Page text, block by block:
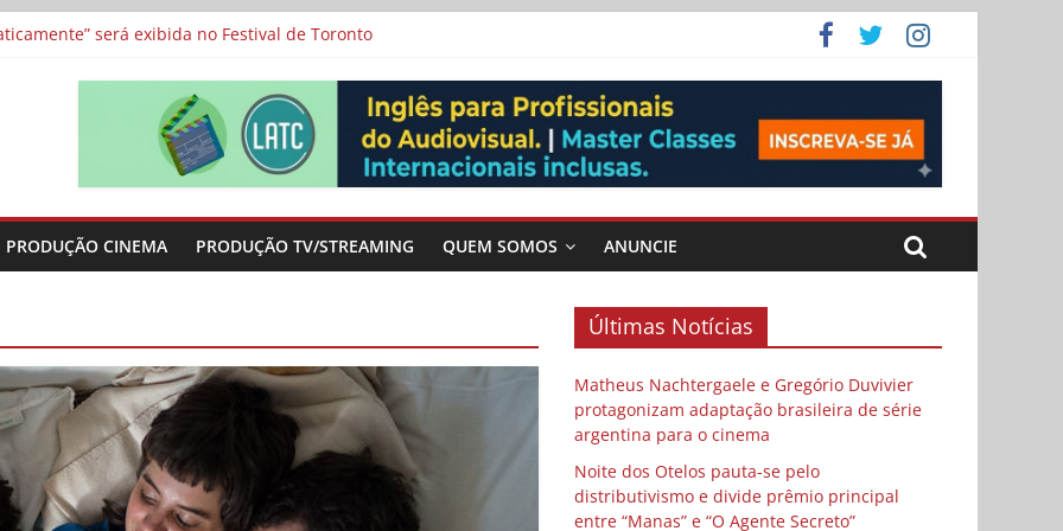
será exibida no Festival de Toronto
e divide prêmio principal entre “Manas” e “O Agente Secreto”
metragens sobre envelhecimento criados a partir de histórias de vida
“Os Feiticeiros Inocentes” e filme-tributo de Wajda a Zbigniew Cybulski
PRODUÇÃO CINEMA PRODUÇÃO TV/STREAMING QUEM SOMOS ANUNCIE
Últimas Notícias
Matheus Nachtergaele e Gregório Duvivier
protagonizam adaptação brasileira de série
argentina para o cinema
Noite dos Otelos pauta-se pelo
distributivismo e divide prêmio principal
entre “Manas” e “O Agente Secreto”